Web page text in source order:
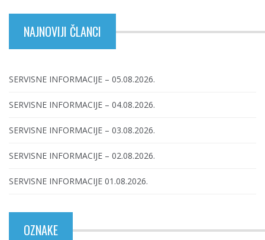
NAJNOVIJI ČLANCI
SERVISNE INFORMACIJE – 05.08.2026.
SERVISNE INFORMACIJE – 04.08.2026.
SERVISNE INFORMACIJE – 03.08.2026.
SERVISNE INFORMACIJE – 02.08.2026.
SERVISNE INFORMACIJE 01.08.2026.
OZNAKE